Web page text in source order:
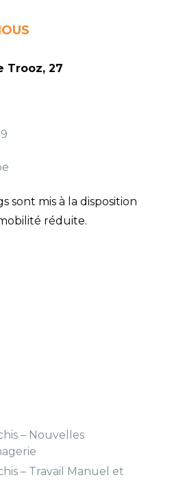
Trooz, 27
sont mis à la disposition
réduite.
– Nouvelles
– Travail Manuel et